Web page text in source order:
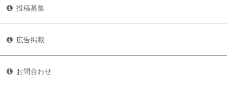
投稿募集
広告掲載
お問合わせ